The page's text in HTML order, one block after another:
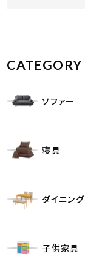
CATEGORY
ソファー
寝具
ダイニング
子供家具